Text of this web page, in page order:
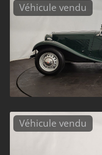
Véhicule vendu
Véhicule vendu